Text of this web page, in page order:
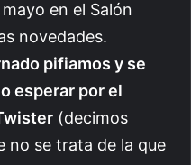
en el Salón
novedades.
pifiamos y se
esperar por el
(decimos
no se trata de la que